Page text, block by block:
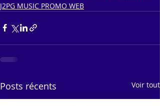
J2PG MUSIC PROMO WEB
Posts récents Voir tout